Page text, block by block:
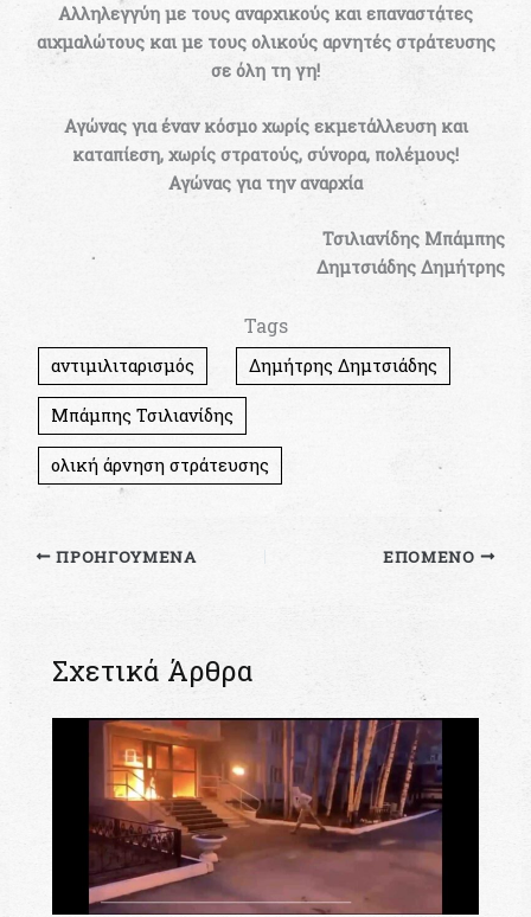
Αλληλεγγύη με τους αναρχικούς και επαναστάτες
αιχμαλώτους και με τους ολικούς αρνητές στράτευσης
σε όλη τη γη!
Αγώνας για έναν κόσμο χωρίς εκμετάλλευση και
καταπίεση, χωρίς στρατούς, σύνορα, πολέμους!
Αγώνας για την αναρχία
Τσιλιανίδης Μπάμπης
Δημτσιάδης Δημήτρης
Tags
αντιμιλιταρισμός Δημήτρης Δημτσιάδης
Μπάμπης Τσιλιανίδης
ολική άρνηση στράτευσης
ΠΡΟΗΓΟΎΜΕΝΑ ΕΠΌΜΕΝΟ
Σχετικά Άρθρα